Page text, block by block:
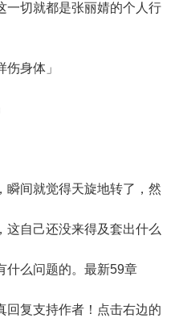
一切就都是张丽婧的个人行
身体」
间就觉得天旋地转了，然
这自己还没来得及套出什么
什么问题的。最新59章
回复支持作者！点击右边的